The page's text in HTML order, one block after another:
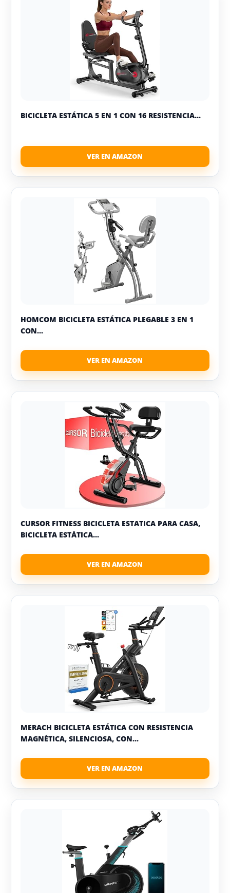
BICICLETA ESTÁTICA 5 EN 1 CON 16 RESISTENCIA...
HOMCOM BICICLETA ESTÁTICA PLEGABLE 3 EN 1
CON...
CURSOR FITNESS BICICLETA ESTATICA PARA CASA,
BICICLETA ESTÁTICA...
MERACH BICICLETA ESTÁTICA CON RESISTENCIA
MAGNÉTICA, SILENCIOSA, CON...